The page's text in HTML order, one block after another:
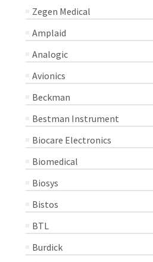
Zegen Medical
Amplaid
Analogic
Avionics
Beckman
Bestman Instrument
Biocare Electronics
Biomedical
Biosys
Bistos
BTL
Burdick